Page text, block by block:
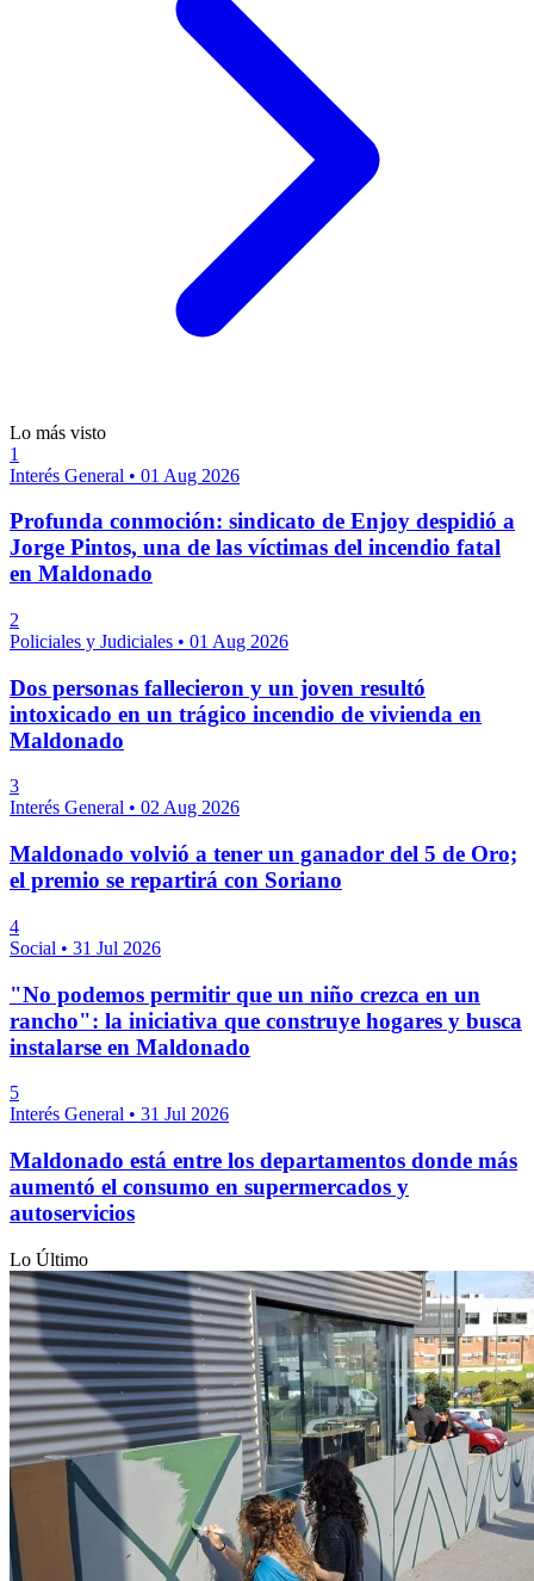
Lo más visto
1
Interés General • 01 Aug 2026
Profunda conmoción: sindicato de Enjoy despidió a
Jorge Pintos, una de las víctimas del incendio fatal
en Maldonado
2
Policiales y Judiciales • 01 Aug 2026
Dos personas fallecieron y un joven resultó
intoxicado en un trágico incendio de vivienda en
Maldonado
3
Interés General • 02 Aug 2026
Maldonado volvió a tener un ganador del 5 de Oro;
el premio se repartirá con Soriano
4
Social • 31 Jul 2026
"No podemos permitir que un niño crezca en un
rancho": la iniciativa que construye hogares y busca
instalarse en Maldonado
5
Interés General • 31 Jul 2026
Maldonado está entre los departamentos donde más
aumentó el consumo en supermercados y
autoservicios
Lo Último